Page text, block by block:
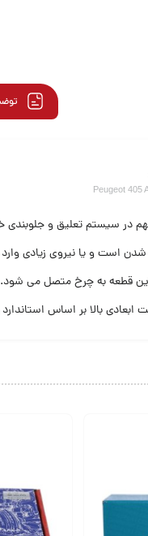
Peugeot 405
در سیستم تعلیق و
است و یا نیروی زیادی
قطعه به چرخ متصل می
بالا بر اساس